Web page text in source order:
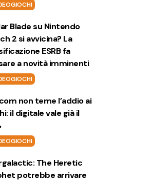
Blade su Nintendo
2 si avvicina? La
ESRB fa
a novità imminenti
non teme l’addio ai
il digitale vale già il
The Heretic
potrebbe arrivare